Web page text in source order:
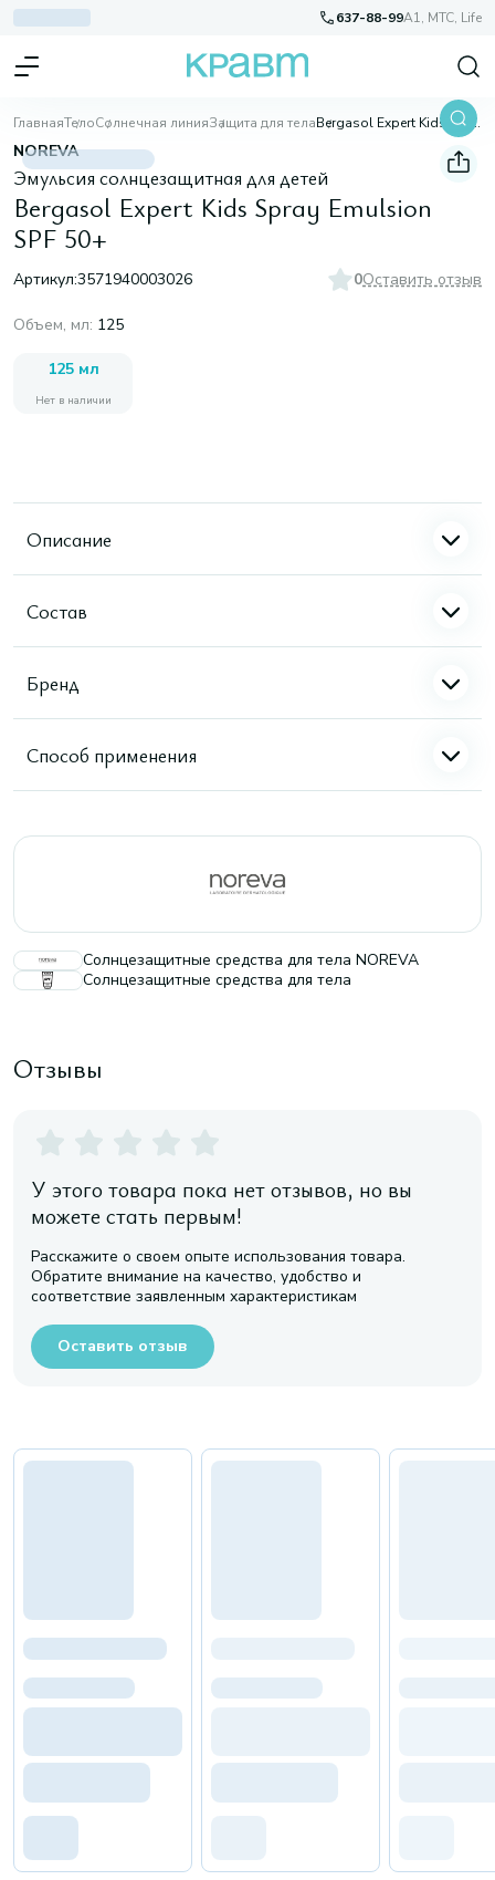
637-88-99A1, МТС, Life
ГлавнаяТелоСолнечная линияЗащита для тела Bergasol Expert Kids Spray Emulsion SPF 50+
NOREVA
Эмульсия солнцезащитная для детей
Bergasol Expert Kids Spray Emulsion
SPF 50+
Артикул:3571940003026 0Оставить отзыв
Объем, мл: 125
125 мл
Нет в наличии
Описание
Состав
Бренд
Способ применения
Солнцезащитные средства для тела NOREVA
Солнцезащитные средства для тела
Отзывы
У этого товара пока нет отзывов, но вы
можете стать первым!
Расскажите о своем опыте использования товара.
Обратите внимание на качество, удобство и
соответствие заявленным характеристикам
Оставить отзыв